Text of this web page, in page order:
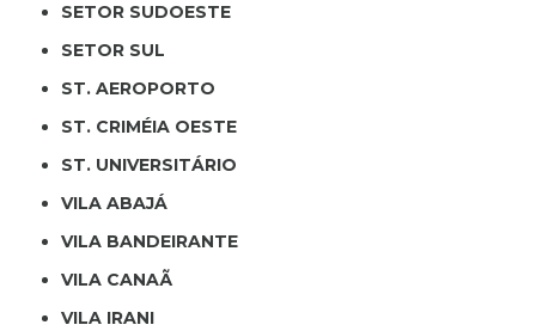
SETOR SUDOESTE
SETOR SUL
ST. AEROPORTO
ST. CRIMÉIA OESTE
ST. UNIVERSITÁRIO
VILA ABAJÁ
VILA BANDEIRANTE
VILA CANAÃ
VILA IRANI